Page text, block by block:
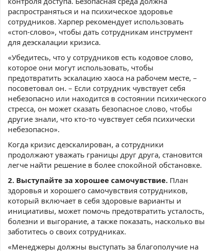
распространяться и на психическое здоровье
сотрудников. Харпер рекомендует использовать
«стоп-слово», чтобы дать сотрудникам инструмент
для деэскалации кризиса.
«Убедитесь, что у сотрудников есть кодовое слово,
которое они могут использовать, чтобы
предотвратить эскалацию хаоса на рабочем месте, –
посоветовал он. – Если сотрудник чувствует себя
небезопасно или находится в состоянии психического
стресса, он может сказать безопасное слово, чтобы
другие знали, что кто-то чувствует себя психически
небезопасно».
Когда кризис деэскалирован, а сотрудники
продолжают уважать границы друг друга, становится
легче найти решение в более спокойной обстановке.
2. Выступайте за хорошее самочувствие. План
здоровья и хорошего самочувствия сотрудников,
который включает в себя здоровые варианты и
инициативы, может помочь предотвратить усталость,
болезни и выгорание, а также показать, насколько вы
заботитесь о своих сотрудниках.
«Менеджеры должны выступать за благополучие на